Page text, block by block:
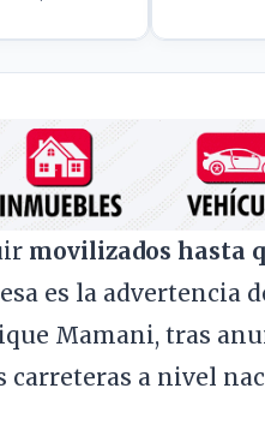
movilizados hasta
esa es la advertencia
Mamani, tras
carreteras a nivel